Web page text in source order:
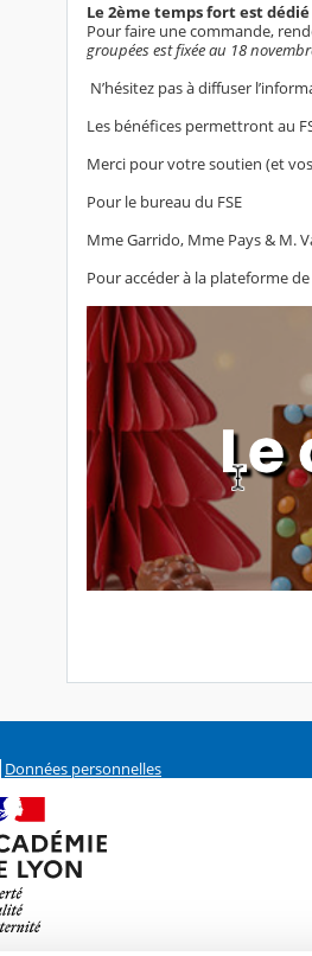
Le 2ème temps fort est
Pour faire une commande,
groupées est fixée au 18
N’hésitez pas à diffuser
Les bénéfices permettront au
Merci pour votre soutien (et
Pour le bureau du FSE
Mme Garrido, Mme Pays & M.
Pour accéder à la plateforme
Données personnelles